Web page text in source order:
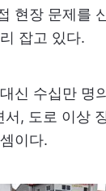
현장 문제를
잡고 있다.
신 수십만 명
서, 도로 이상
이다.